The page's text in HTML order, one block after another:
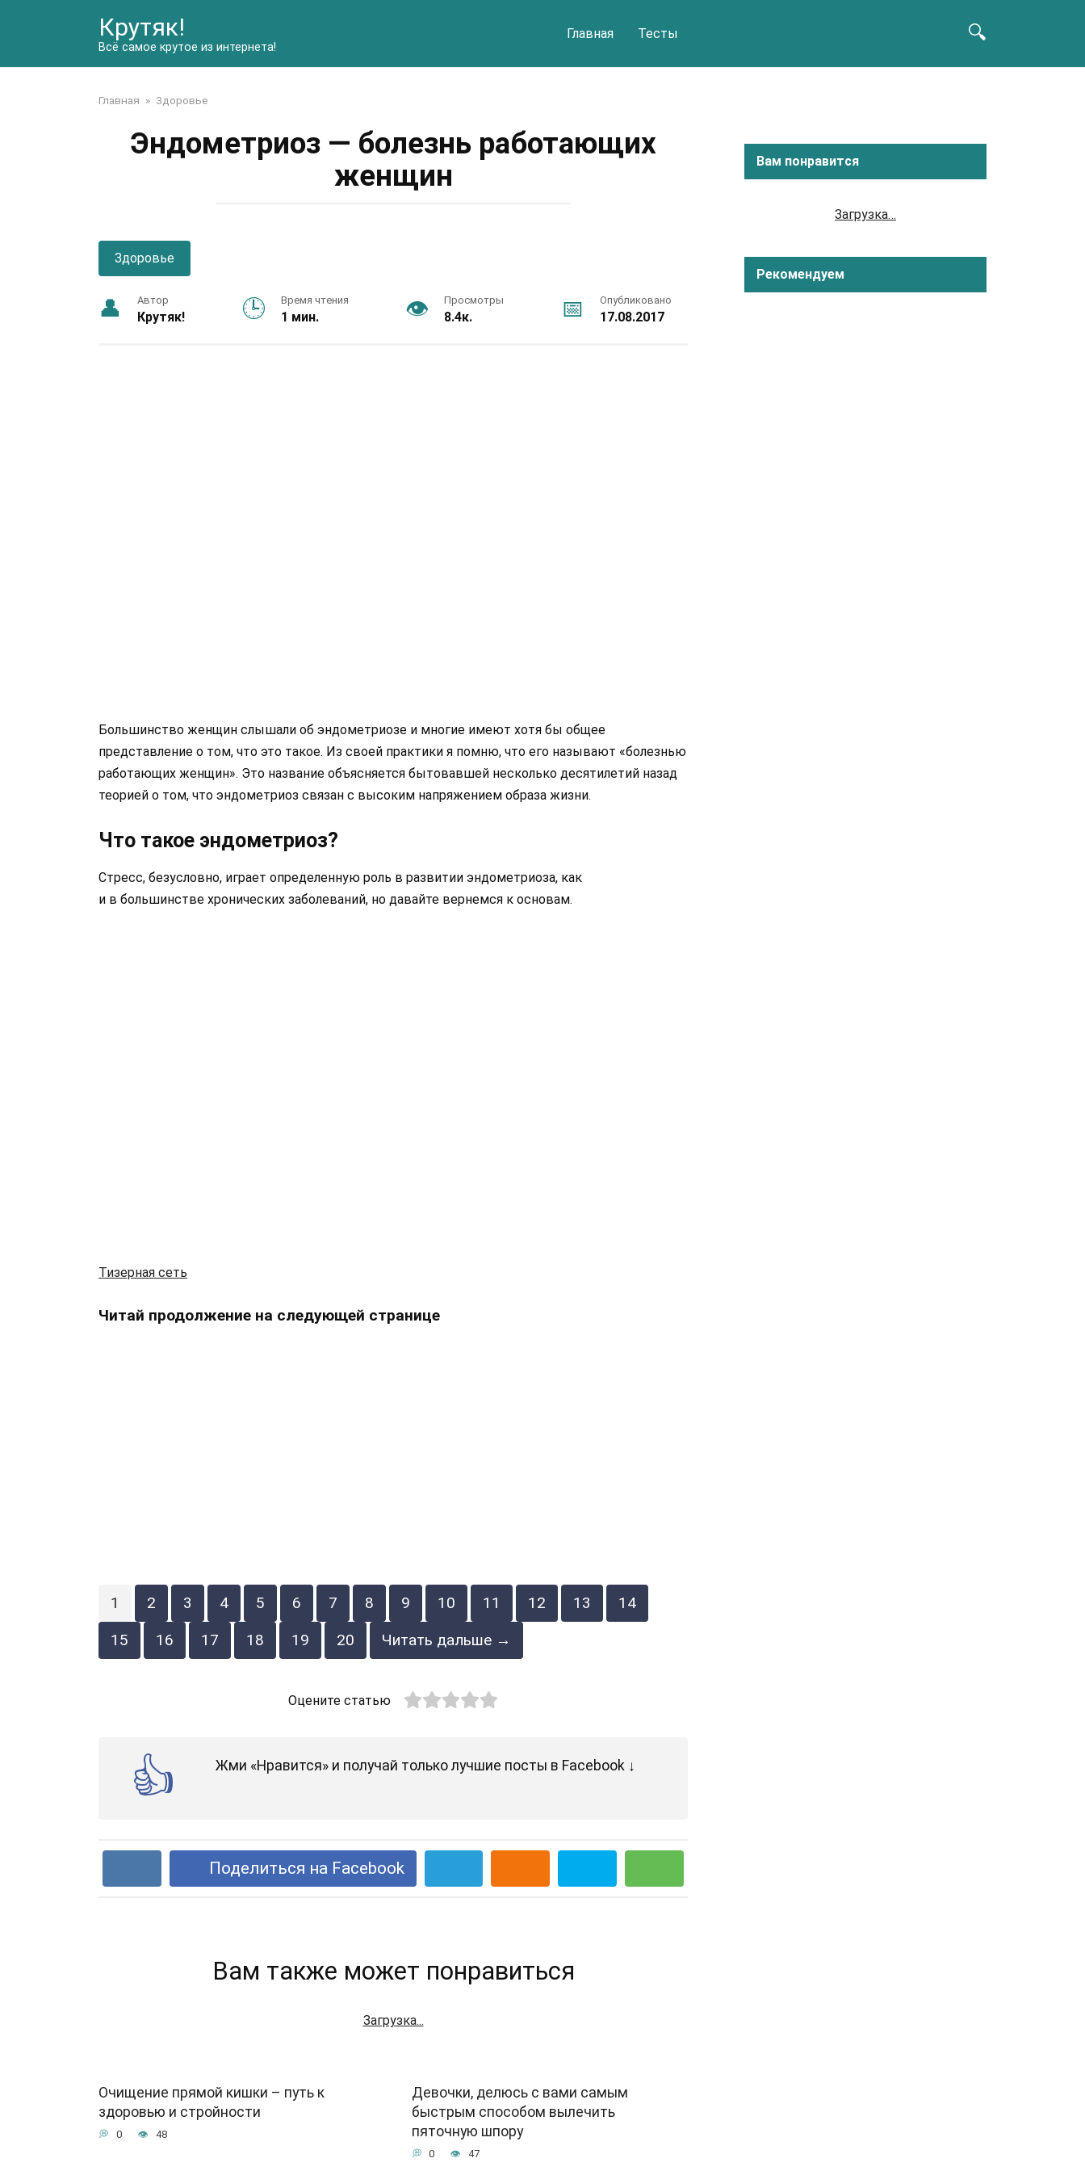
Крутяк!
Всё самое крутое из интернета!
Главная Тесты
Главная » Здоровье
Эндометриоз — болезнь работающих
женщин
Здоровье
Автор
Крутяк!
Время чтения
1 мин.
Просмотры
8.4к.
Опубликовано
17.08.2017
Большинство женщин слышали об эндометриозе и многие имеют хотя бы общее
представление о том, что это такое. Из своей практики я помню, что его называют «болезнью
работающих женщин». Это название объясняется бытовавшей несколько десятилетий назад
теорией о том, что эндометриоз связан с высоким напряжением образа жизни.
Что такое эндометриоз?
Стресс, безусловно, играет определенную роль в развитии эндометриоза, как
и в большинстве хронических заболеваний, но давайте вернемся к основам.
Тизерная сеть
Читай продолжение на следующей странице
1 2 3 4 5 6 7 8 9 10 11 12 13
14
15
16 17 18 19 20 Читать дальше →
Оцените статью
Жми «Нравится» и получай только лучшие посты в Facebook ↓
Поделиться на Facebook
Вам также может понравиться
Загрузка...
Очищение прямой кишки – путь к
здоровью и стройности
0 48
Девочки, делюсь с вами самым
быстрым способом вылечить
пяточную шпору
0 47
Вам понравится
Загрузка…
Рекомендуем